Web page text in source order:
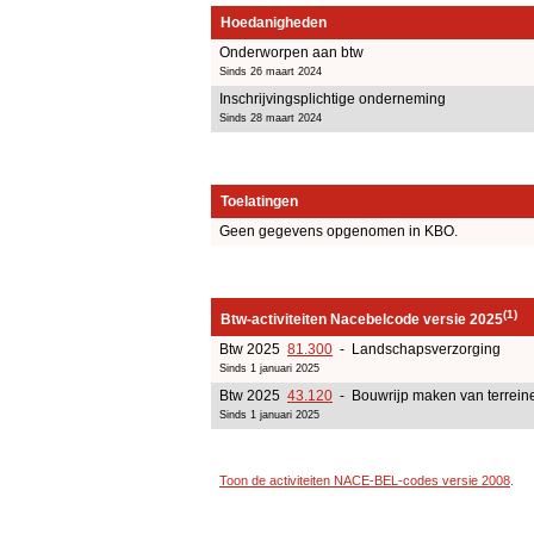
Hoedanigheden
Onderworpen aan btw
Sinds 26 maart 2024
Inschrijvingsplichtige onderneming
Sinds 28 maart 2024
Toelatingen
Geen gegevens opgenomen in KBO.
Btw-activiteiten Nacebelcode versie 2025(1)
Btw 2025 81.300 - Landschapsverzorging
Sinds 1 januari 2025
Btw 2025 43.120 - Bouwrijp maken van
Sinds 1 januari 2025
Toon de activiteiten NACE-BEL-codes versie 2008